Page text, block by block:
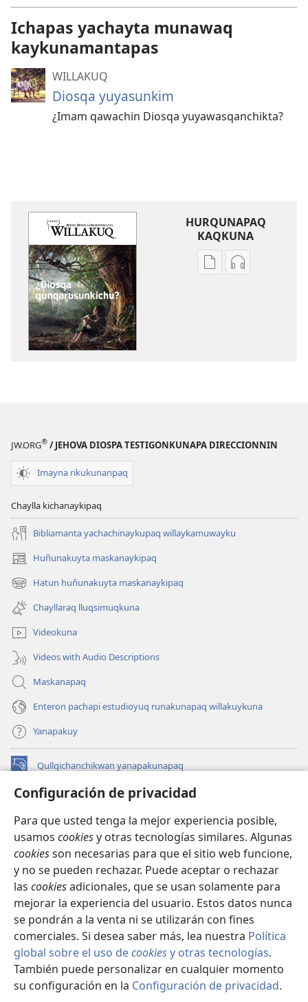
Configuración de privacidad
Para que usted tenga la mejor experiencia posible,
usamos cookiesy otras tecnologías similares. Algunas
cookiesson necesarias para que el sitio web funcione,
y no se pueden rechazar. Puede aceptar o rechazar
las cookiesadicionales, que se usan solamente para
mejorar la experiencia del usuario. Estos datos nunca
se pondrán a la venta ni se utilizarán con fines
comerciales. Si desea saber más, lea nuestra Política
global sobre el uso decookiesy otras tecnologías.
También puede personalizar en cualquier momento
su configuración en la Configuración de privacidad.
Ichapas yachayta munawaq
kaykunamantapas
WILLAKUQ
Diosqa yuyasunkim
¿Imam qawachin Diosqa yuyawasqanchikta?
HURQUNAPAQ
KAQKUNA
Qillqakunata
Uyarinapaq
JW.ORG® / JEHOVA DIOSPA TESTIGONKUNAPA DIRECCIONNIN
Imayna rikukunanpaq
Chaylla kichanaykipaq
Bibliamanta yachachinaykupaq willaykamuwayku
Huñunakuyta maskanaykipaq
(abre
una
nueva
ventana)
Hatun huñunakuyta maskanaykipaq
(abre
una
nueva
ventana)
Chayllaraq lluqsimuqkuna
Videokuna
Videos with Audio Descriptions
Maskanapaq
Enteron pachapi estudioyuq runakunapaq willakuykuna
Yanapakuy
Qullqichanchikwan yanapakunapaq
(abre
nueva INTERNETPI QILLQAKUNA Watchtower™
una
nueva
ventana)
JW Hub
(abre
una
nueva
ventana)
JW Library®
Watchtower Library
Copyright© 2026 Watch Tower Bible and Tract Society of Pennsylvania.
IMAYNA SERVICHIKUNAPAQ|WAQAYCHASQA KANANPAQ|
CONFIGURACIÓN DE PRIVACIDAD